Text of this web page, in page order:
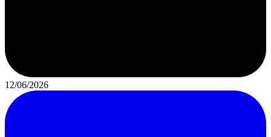
12/06/2026